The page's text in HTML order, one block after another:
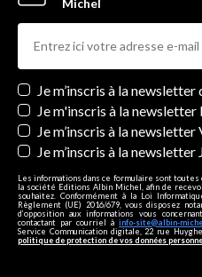
Michel
Newsletters
Je m’inscris à la
Je m'inscris à la newsletter
Je m’inscris à la
Je m’inscris à la newsletter
Les informations dans ce formulaire sont
la société Editions Albin Michel, afin de
souhaitez. Conformément à la Loi
Règlement (UE) 2016/679, vous disposez
d’opposition aux informations vous
contactant par courriel à info-site@albin-
Service Communication digitale, 22 rue
politique de protection de vos données